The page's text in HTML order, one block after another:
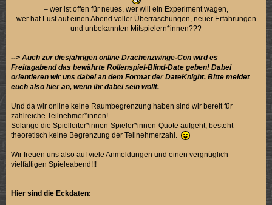
– wer ist offen für neues, wer will ein Experiment wagen,
wer hat Lust auf einen Abend voller Überraschungen, neuer Erfahrungen
und unbekannten Mitspielern*innen???
--> Auch zur diesjährigen online Drachenzwinge-Con wird es
Freitagabend das bewährte Rollenspiel-Blind-Date geben! Dabei
orientieren wir uns dabei an dem Format der DateKnight. Bitte meldet
euch also hier an, wenn ihr dabei sein wollt.
Und da wir online keine Raumbegrenzung haben sind wir bereit für
zahlreiche Teilnehmer*innen!
Solange die Spielleiter*innen-Spieler*innen-Quote aufgeht, besteht
theoretisch keine Begrenzung der Teilnehmerzahl.
Wir freuen uns also auf viele Anmeldungen und einen vergnüglich-
vielfältigen Spieleabend!!!
Hier sind die Eckdaten: